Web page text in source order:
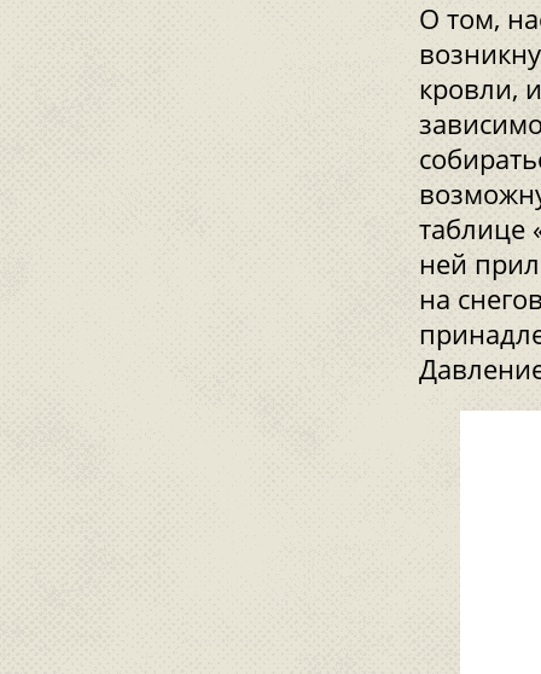
О том,
кровли,
таблице
ней
на